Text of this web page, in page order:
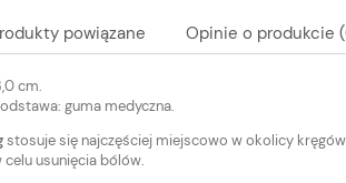
zawiera ewentualnych kosztów
powiązane Opinie o produkcie
cm.
guma medyczna.
stosuje się najczęściej miejscowo w okolicy
usunięcia bólów.